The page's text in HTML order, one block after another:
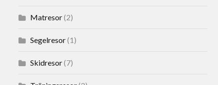
Matresor(2)
Segelresor(1)
Skidresor(7)